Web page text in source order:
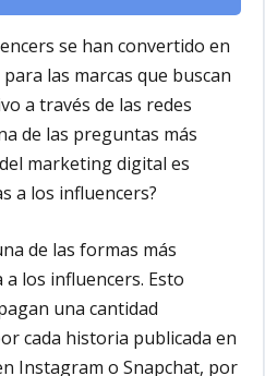
se han convertido en
las marcas que buscan
a través de las redes
de las preguntas más
marketing digital es
a los influencers?
de las formas más
los influencers. Esto
una cantidad
cada historia publicada en
Instagram o Snapchat, por